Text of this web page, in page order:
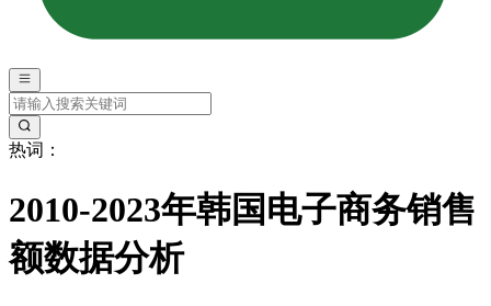
热词：
2010-2023年韩国电子商务销售
额数据分析